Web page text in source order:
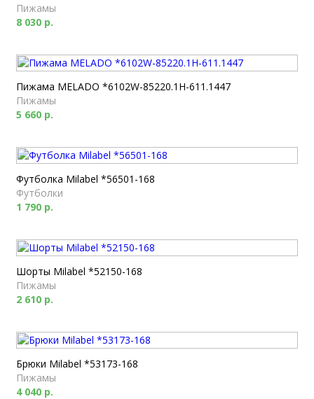
Пижамы
8 030 р.
Пижама MELADO *6102W-85220.1H-611.1447
Пижамы
5 660 р.
Футболка Milabel *56501-168
Футболки
1 790 р.
Шорты Milabel *52150-168
Пижамы
2 610 р.
Брюки Milabel *53173-168
Пижамы
4 040 р.